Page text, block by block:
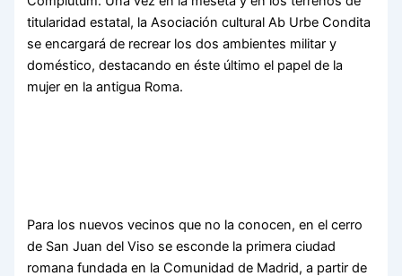
titularidad estatal, la Asociación cultural Ab Urbe Condita
se encargará de recrear los dos ambientes militar y
doméstico, destacando en éste último el papel de la
mujer en la antigua Roma.
Para los nuevos vecinos que no la conocen, en el cerro
de San Juan del Viso se esconde la primera ciudad
romana fundada en la Comunidad de Madrid, a partir de